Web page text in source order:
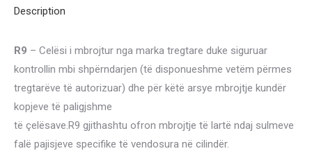
Description
R9 – Celësi i mbrojtur nga marka tregtare duke siguruar
kontrollin mbi shpërndarjen (të disponueshme vetëm përmes
tregtarëve të autorizuar) dhe për këtë arsye mbrojtje kundër
kopjeve të paligjshme
të çelësave.R9 gjithashtu ofron mbrojtje të lartë ndaj sulmeve
falë pajisjeve specifike të vendosura në cilindër.